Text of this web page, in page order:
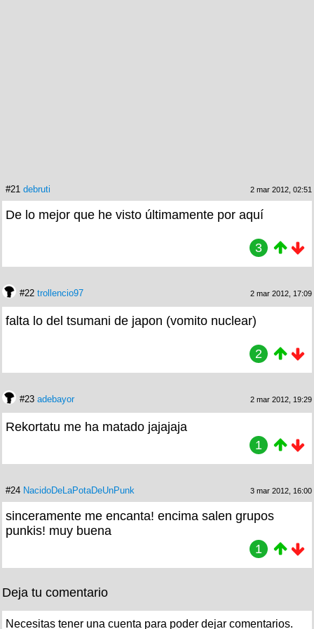
#21debruti 2 mar 2012, 02:51
De lo mejor que he visto últimamente por aquí
3
#22 trollencio97 2 mar 2012, 17:09
falta lo del tsumani de japon (vomito nuclear)
#23adebayor 2 mar 2012, 19:29
Rekortatu me ha matado jajajaja
1
#24NacidoDeLaPotaDeUnPunk
sinceramente me encanta! encima salen grupos